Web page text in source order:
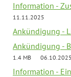
Information -
11.11.2025
Ankündigung -
Ankündigung -
1.4 MB
06.10.2025
Information -